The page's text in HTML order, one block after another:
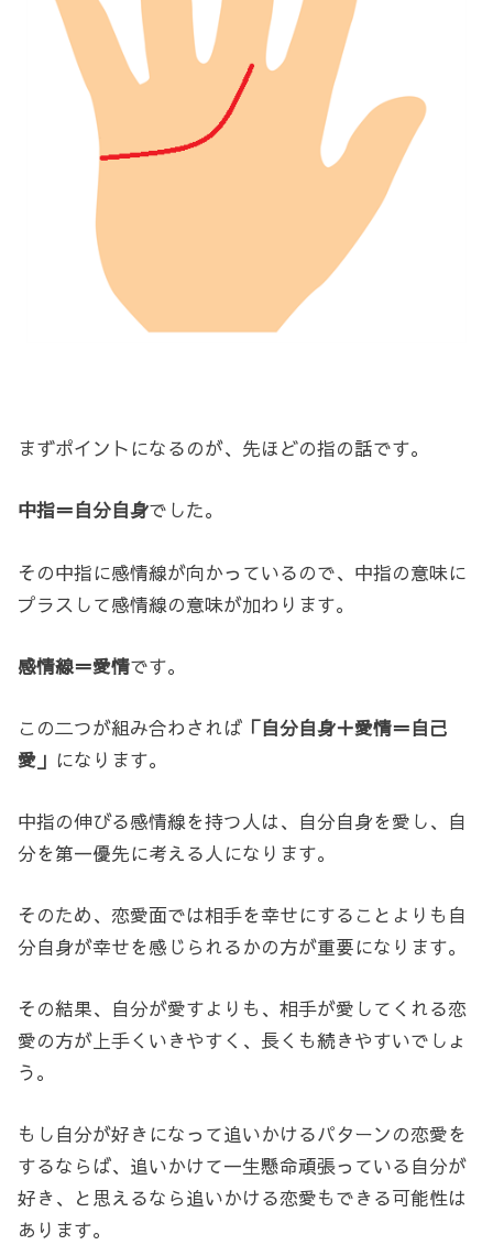
まずポイントになるのが、先ほどの指の話です。
中指＝自分自身でした。
その中指に感情線が向かっているので、中指の意味に
プラスして感情線の意味が加わります。
感情線＝愛情です。
この二つが組み合わされば 「自分自身＋愛情＝自己
愛」 になります。
中指の伸びる感情線を持つ人は、自分自身を愛し、自
分を第一優先に考える人になります。
そのため、恋愛面では相手を幸せにすることよりも自
分自身が幸せを感じられるかの方が重要になります。
その結果、自分が愛すよりも、相手が愛してくれる恋
愛の方が上手くいきやすく、長くも続きやすいでしょ
う。
もし自分が好きになって追いかけるパターンの恋愛を
するならば、追いかけて一生懸命頑張っている自分が
好き、と思えるなら追いかける恋愛もできる可能性は
あります。